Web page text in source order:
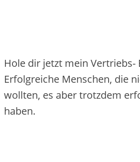
Hole dir jetzt mein Vertriebs-
Erfolgreiche Menschen, die
wollten, es aber trotzdem
haben.